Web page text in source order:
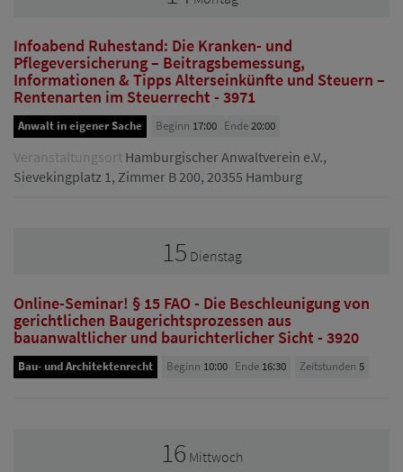
Infoabend Ruhestand: Die Kranken- und
Pflegeversicherung – Beitragsbemessung,
Informationen & Tipps Alterseinkünfte und Steuern –
Rentenarten im Steuerrecht - 3971
Anwalt in eigener Sache Beginn 17:00 Ende20:00
Veranstaltungsort Hamburgischer Anwaltverein e.V.,
Sievekingplatz 1, Zimmer B 200, 20355 Hamburg
15 Dienstag
Online-Seminar! § 15 FAO - Die Beschleunigung von
gerichtlichen Baugerichtsprozessen aus
bauanwaltlicher und baurichterlicher Sicht - 3920
Bau- und Architektenrecht Beginn 10:00 Ende 16:30 Zeitstunden 5
16 Mittwoch